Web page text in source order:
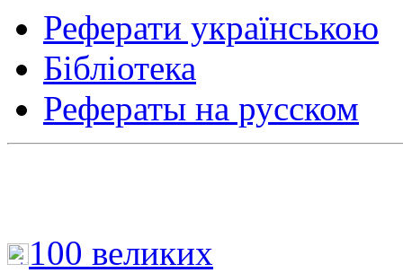
Реферати українською
Бібліотека
Рефераты на русском
100 великих